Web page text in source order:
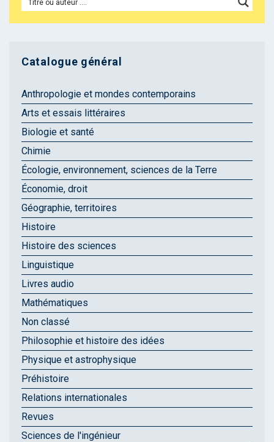
Catalogue général
Anthropologie et mondes contemporains
Arts et essais littéraires
Biologie et santé
Chimie
Écologie, environnement, sciences de la Terre
Économie, droit
Géographie, territoires
Histoire
Histoire des sciences
Linguistique
Livres audio
Mathématiques
Non classé
Philosophie et histoire des idées
Physique et astrophysique
Préhistoire
Relations internationales
Revues
Sciences de l'ingénieur